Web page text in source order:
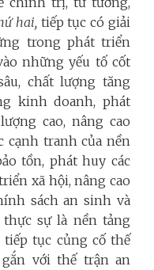
hai, tiếp tục có giải
trong phát triển
những yếu tố cốt
chất lượng tăng
kinh doanh, phát
cao, nâng cao
cạnh tranh của nền
tồn, phát huy các
xã hội, nâng cao
sách an sinh và
sự là nền tảng
tiếp tục củng cố thế
với thế trận an